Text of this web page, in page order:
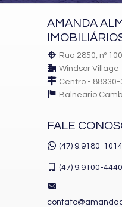
AMANDA
Rua 2850, nº
Windsor Village
Centro - 88330-
Balneário
FALE
(47) 9.9180-
(47) 9.9100-4440